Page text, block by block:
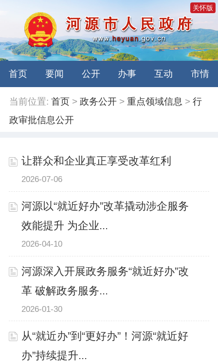
关怀版
首页 要闻 公开 办事 互动 市情
当前位置: 首页 >政务公开 >重点领域信息 >行
政审批信息公开
让群众和企业真正享受改革红利
2026-07-06
河源以“就近好办”改革撬动涉企服务
效能提升 为企业...
2026-04-10
河源深入开展政务服务“就近好办”改
革 破解政务服务...
2026-01-30
从“就近办”到“更好办”！河源“就近好
办”持续提升...